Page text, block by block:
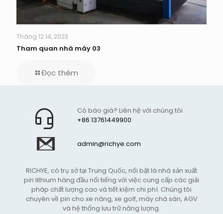
Tháng 12 14, 2023
Tham quan nhà máy 03
Đọc thêm
+86 13761449900
Có báo giá? Liên hệ với chúng tôi
admin@richye.com
RICHYE, có trụ sở tại Trung Quốc, nổi bật là nhà sản xuất
pin lithium hàng đầu nổi tiếng với việc cung cấp các giải
pháp chất lượng cao và tiết kiệm chi phí. Chúng tôi
chuyên về pin cho xe nâng, xe golf, máy chà sàn, AGV
và hệ thống lưu trữ năng lượng.